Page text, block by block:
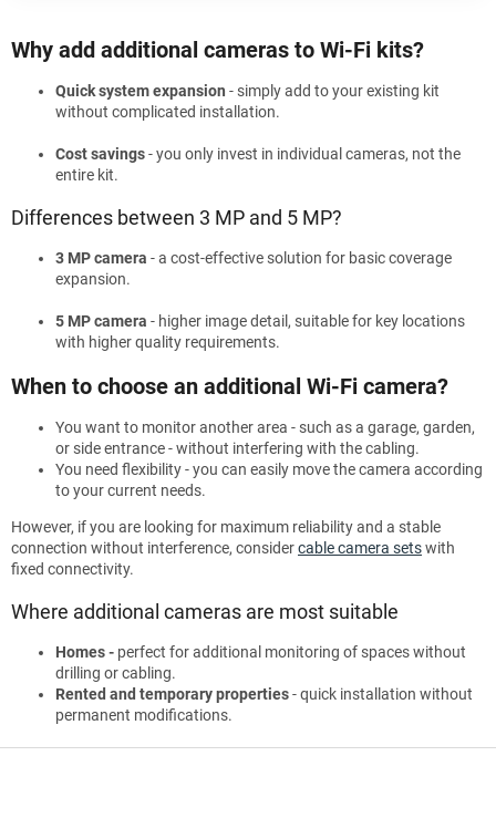
Why add additional cameras to Wi-Fi kits?
Quick system expansion - simply add to your existing kit
without complicated installation.
Cost savings- you only invest in individual cameras, not the
entire kit.
Differences between 3 MP and 5 MP?
3 MP camera - a cost-effective solution for basic coverage
expansion.
5 MP camera - higher image detail, suitable for key locations
with higher quality requirements.
When to choose an additional Wi-Fi camera?
You want to monitor another area - such as a garage, garden,
or side entrance - without interfering with the cabling.
You need flexibility - you can easily move the camera according
to your current needs.
However, if you are looking for maximum reliability and a stable
connection without interference, considercable camera setswith
fixed connectivity.
Where additional cameras are most suitable
Homes - perfect for additional monitoring of spaces without
drilling or cabling.
Rented and temporary properties- quick installation without
permanent modifications.